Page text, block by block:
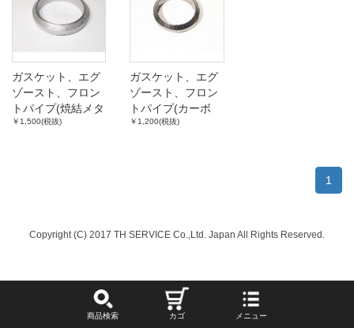
ガスケット、エグ
ゾースト、フロン
トパイプ(焼結メタ
ル、2インチ)
￥1,500(税抜)
ガスケット、エグ
ゾースト、フロン
トパイプ(カーボ
ン、2インチ)
￥1,200(税抜)
1
Copyright (C) 2017 TH SERVICE Co.,Ltd. Japan All Rights Reserved.
商品検索 カゴ メニュー